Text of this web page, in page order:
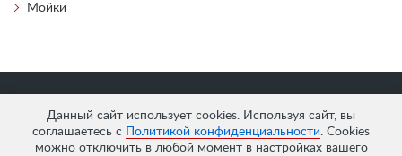
Данный сайт использует cookies. Используя сайт, вы
соглашаетесь с
Политикой конфиденциальности. Cookies
можно отключить в любой момент в настройках вашего
Мойки